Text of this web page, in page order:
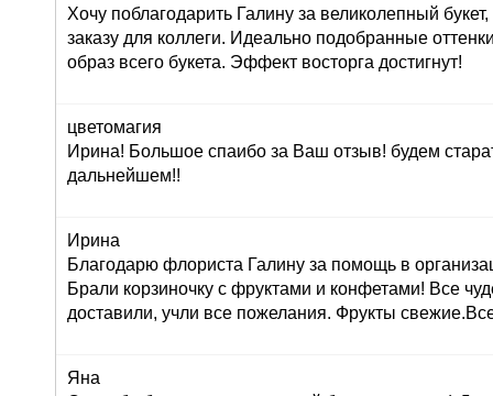
Хочу поблагодарить Галину за великолепный
заказу для коллеги. Идеально подобранные
образ всего букета. Эффект восторга достигнут!
цветомагия
Ирина! Большое спаибо за Ваш отзыв! будем
дальнейшем!!
Ирина
Благодарю флориста Галину за помощь в
Брали корзиночку с фруктами и конфетами! Все
доставили, учли все пожелания. Фрукты
Яна